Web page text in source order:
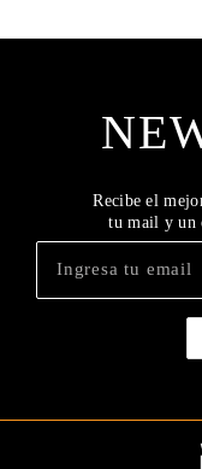
Recibe el
tu mail y un